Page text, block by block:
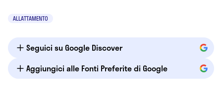
ALLATTAMENTO
Seguici su Google Discover
Aggiungici alle Fonti Preferite di Google